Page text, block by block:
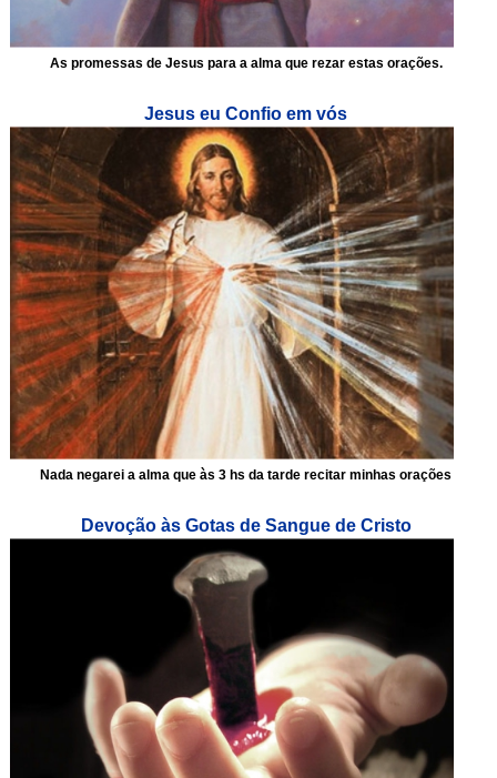
As promessas de Jesus para a alma que rezar estas orações.
Jesus eu Confio em vós
Nada negarei a alma que às 3 hs da tarde recitar minhas orações
Devoção às Gotas de Sangue de Cristo